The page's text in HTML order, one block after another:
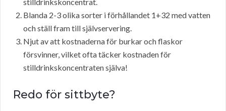
Blanda 2-3 olika sorter i förhållandet 1+32 med vatten
och ställ fram till självservering.
Njut av att kostnaderna för burkar och flaskor
försvinner, vilket ofta täcker kostnaden för
stilldrinkskoncentraten själva!
Redo för sittbyte?